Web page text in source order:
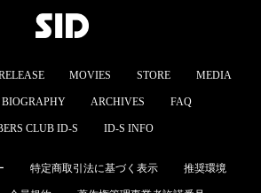
MOVIES STORE MEDIA
BIOGRAPHY ARCHIVES FAQ
CLUB ID-S ID-S INFO
特定商取引法に基づく表示 推奨環境